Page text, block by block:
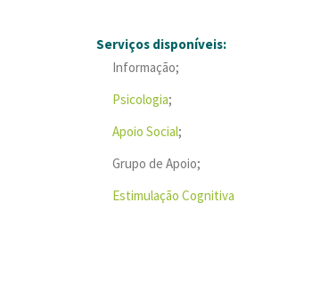
Serviços disponíveis:
Informação;
Psicologia;
Apoio Social;
Grupo de Apoio;
Estimulação Cognitiva